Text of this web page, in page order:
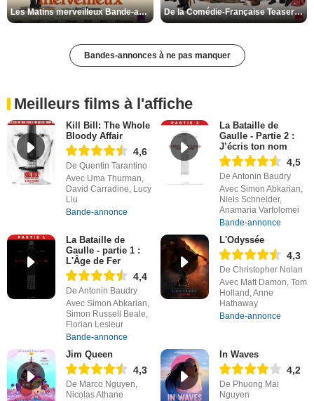
Les Matins merveilleux Bande-annonce VF De la Comédie-Française Teaser VF
Bandes-annonces à ne pas manquer
Meilleurs films à l'affiche
Kill Bill: The Whole
Bloody Affair
4,6
De Quentin Tarantino
Avec Uma Thurman,
David Carradine, Lucy
Liu
Bande-annonce
La Bataille de
Gaulle - Partie 2 :
J’écris ton nom
4,5
De Antonin Baudry
Avec Simon Abkarian,
Niels Schneider,
Anamaria Vartolomei
Bande-annonce
La Bataille de
Gaulle - partie 1 :
L'Âge de Fer
4,4
De Antonin Baudry
Avec Simon Abkarian,
Simon Russell Beale,
Florian Lesieur
Bande-annonce
L'Odyssée
4,3
De Christopher Nolan
Avec Matt Damon, Tom
Holland, Anne
Hathaway
Bande-annonce
Jim Queen
4,3
De Marco Nguyen,
Nicolas Athane
In Waves
4,2
De Phuong Mai
Nguyen